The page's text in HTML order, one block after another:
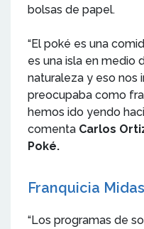
bolsas de papel.
“El poké es una
es una isla en medio
naturaleza y eso nos
preocupaba como
hemos ido yendo
comenta Carlos
Poké.
Franquicia Midas
“Los programas de